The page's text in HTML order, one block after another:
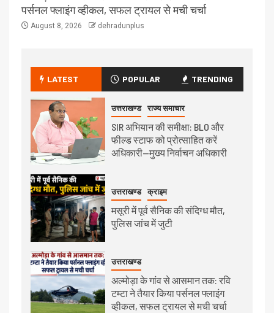
पर्सनल फ्लाइंग व्हीकल, सफल ट्रायल से मची चर्चा
August 8, 2026 dehradunplus
LATEST POPULAR TRENDING
उत्तराखण्ड राज्य समाचार
SIR अभियान की समीक्षा: BLO और
फील्ड स्टाफ को प्रोत्साहित करें
अधिकारी—मुख्य निर्वाचन अधिकारी
उत्तराखण्ड क्राइम
मसूरी में पूर्व सैनिक की संदिग्ध मौत,
पुलिस जांच में जुटी
उत्तराखण्ड
अल्मोड़ा के गांव से आसमान तक: रवि
टम्टा ने तैयार किया पर्सनल फ्लाइंग
व्हीकल, सफल ट्रायल से मची चर्चा